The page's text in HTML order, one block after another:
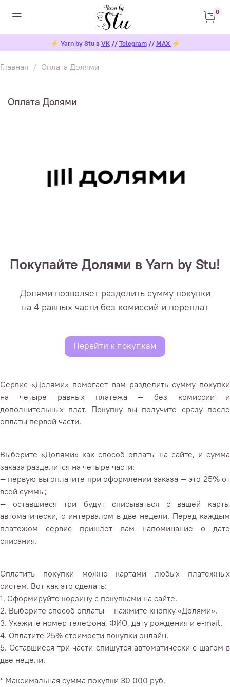
0
⚡ Yarn by Stu вVK//Telegram// MAX ⚡
Главная Оплата Долями
Оплата Долями
Покупайте Долями в Yarn by Stu!
Долями позволяет разделить сумму покупки
на 4 равных части без комиссий и переплат
Перейти к покупкам
Сервис «Долями» помогает вам разделить сумму покупки
на четыре равных платежа — без комиссии и
дополнительных плат. Покупку вы получите сразу после
оплаты первой части.
Выберите «Долями» как способ оплаты на сайте, и сумма
заказа разделится на четыре части:
— первую вы оплатите при оформлении заказа — это 25% от
всей суммы;
— оставшиеся три будут списываться с вашей карты
автоматически, с интервалом в две недели. Перед каждым
платежом сервис пришлет вам напоминание о дате
списания.
Оплатить покупки можно картами любых платежных
систем. Вот как это сделать:
1. Сформируйте корзину с покупками на сайте.
2. Выберите способ оплаты — нажмите кнопку «Долями».
3. Укажите номер телефона, ФИО, дату рождения и e-mail.
4. Оплатите 25% стоимости покупки онлайн.
5. Оставшиеся три части спишутся автоматически с шагом в
две недели.
* Максимальная сумма покупки 30 000 руб.